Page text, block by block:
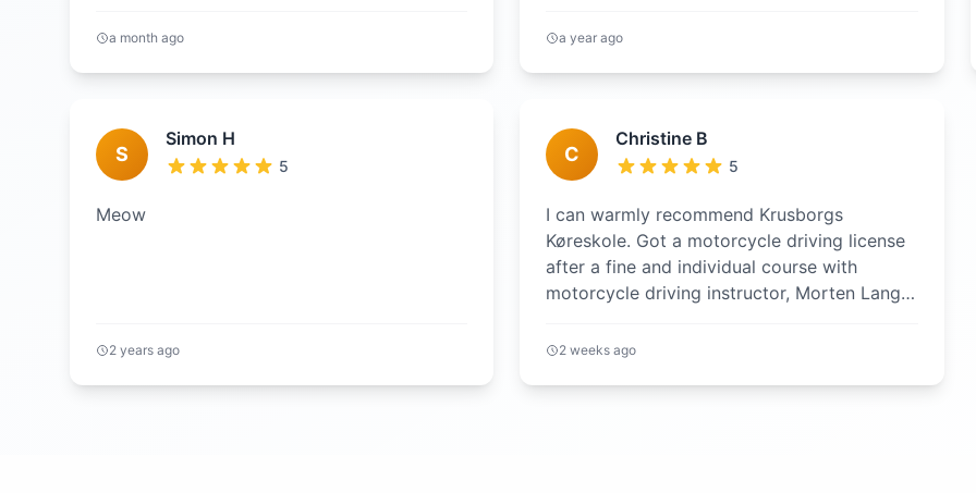
a month ago a year ago
S
Simon H
5
Meow
2 years ago
C
Christine B
5
I can warmly recommend Krusborgs
Køreskole. Got a motorcycle driving license
after a fine and individual course with
motorcycle driving instructor, Morten Lange.
2 weeks ago